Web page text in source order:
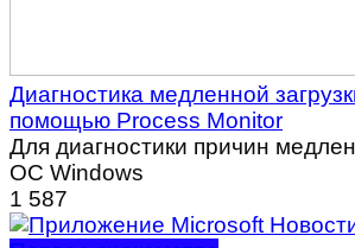
Диагностика медленной
помощью Process Monitor
Для диагностики причин
ОС Windows
1 587